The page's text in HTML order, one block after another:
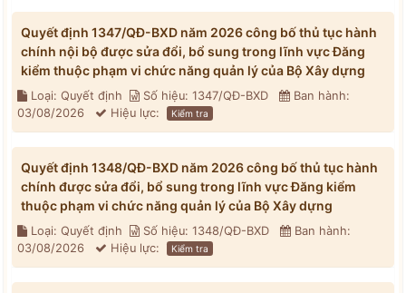
Quyết định 1347/QĐ-BXD năm 2026 công bố thủ tục hành
chính nội bộ được sửa đổi, bổ sung trong lĩnh vực Đăng
kiểm thuộc phạm vi chức năng quản lý của Bộ Xây dựng
Loại: Quyết định Số hiệu: 1347/QĐ-BXD
Ban hành:
03/08/2026
Hiệu lực: Kiểm tra
Quyết định 1348/QĐ-BXD năm 2026 công bố thủ tục hành
chính được sửa đổi, bổ sung trong lĩnh vực Đăng kiểm
thuộc phạm vi chức năng quản lý của Bộ Xây dựng
Loại: Quyết định Số hiệu: 1348/QĐ-BXD
Ban hành:
03/08/2026
Hiệu lực: Kiểm tra